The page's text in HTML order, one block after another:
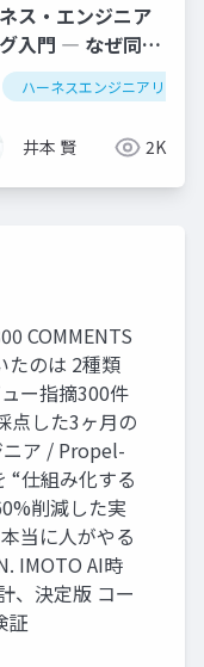
生成ai
ス・エンジニア
入門 ― なぜ同じ
果が変わるのか
ハーネスエンジニアリング
井本 賢 2K
COMMENTS
たのは 2種類
ー指摘300件
点した3ヶ月の
ア / Propel-
“仕組み化する
削減した実
当に人がやる
IMOTO AI時
、決定版 コー
証